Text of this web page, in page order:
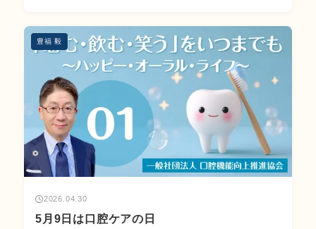
豊福 毅
2026.04.30
5月9日は口腔ケアの日